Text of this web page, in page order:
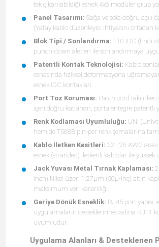
tek çıkarılabildiği esnek 4x6 modüler grup
Panel Tasarımı: Sağa ve sola doğru açılı
(Yatay kablo düzenleyici ihtiyacını ortadan
Blok Tipi / Sonlandırma: 110 IDC
punch-down aletleri ile sonlandırmaya
Patentli Kontak Teknolojisi: Kablo
esnasında fiziksel deformasyona
esnek IDC kontakları.
Port Toz Koruması: Patch cord
içeri doğru katlanan, porta entegre patentli
Renk Kodlaması Uyumluluğu: UNI
hem de T568B pin-per renk şemalarına
Kablo İletken Kesitleri: 22 - 26 AWG
esnek (stranded) iletkenli kablolar ile
Jack Yuvası Metal Tırnak Kaplaması:
Inch) Nikel üzeri 1.27μm (50μ-inç) altın
maksimum veri kararlılığı.
Geriye Dönük Esneklik: RJ45 port yapısı,
uygulamaların desteklenmesi adına RJ11
uyumludur.
Uygulama Alanları & Desteklenen